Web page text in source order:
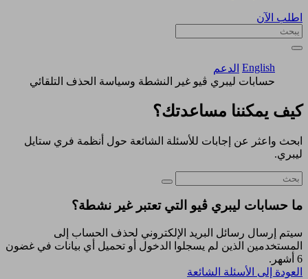
اطلب الآن
English الدعم
حسابات ليبري ڤيو غير النشطة وسياسة الحذف التلقائي
كيف يمكننا مساعدتك؟
ابحث واعثر عن إجابات للأسئلة الشائعة حول أنظمة فري ستايل
ليبري.
ما حسابات ليبري ڤيو التي تعتبر غير نشطة؟
سيتم إرسال رسائل البريد الإلكتروني لحذف الحساب إلى
المستخدمين الذين لم يسجلوا الدخول أو تحميل أي بيانات في غضون
6 أشهر.
العودة إلى الأسئلة الشائعة